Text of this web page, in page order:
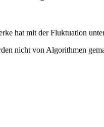
hat mit der Fluktuation
nicht von Algorithmen